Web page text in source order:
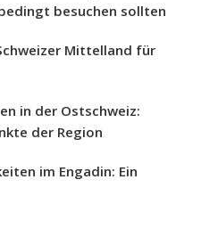
besuchen sollten
Mittelland für
in der Ostschweiz:
der Region
im Engadin: Ein